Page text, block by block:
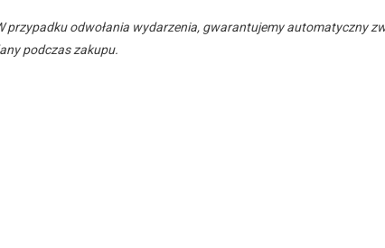
przypadku odwołania wydarzenia, gwarantujemy automatyczny
podczas zakupu.